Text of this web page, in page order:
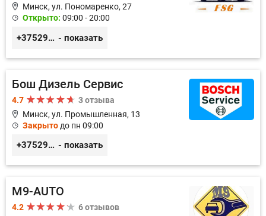
Минск, ул. Пономаренко, 27
Открыто: 09:00 - 20:00
+375291882338 - показать
Бош Дизель Сервис
4.7
3 отзыва
Минск, ул. Промышленная, 13
Закрыто до пн 09:00
+375296309894 - показать
M9-AUTO
4.2
6 отзывов